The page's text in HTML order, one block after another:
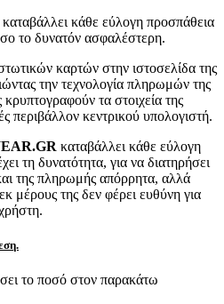
καταβάλλει κάθε εύλογη προσπάθεια
το δυνατόν ασφαλέστερη.
καρτών στην ιστοσελίδα της
την τεχνολογία πληρωμών της
τα στοιχεία της
περιβάλλον κεντρικού υπολογιστή.
καταβάλλει κάθε εύλογη
τη δυνατότητα, για να διατηρήσει
της πληρωμής απόρρητα, αλλά
μέρους της δεν φέρει ευθύνη για
το ποσό στον παρακάτω